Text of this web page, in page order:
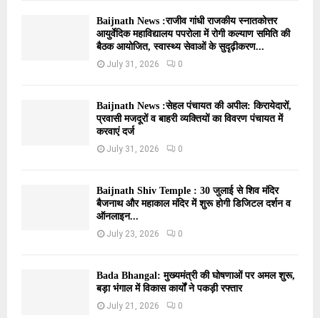
Baijnath News :राजीव गांधी राजकीय स्नातकोत्तर
आयुर्वेदिक महाविद्यालय पपरोला में रोगी कल्याण समिति की
बैठक आयोजित, स्वास्थ्य सेवाओं के सुदृढ़ीकरण...
July 31, 2026 0
Baijnath News :सेहल पंचायत की अपील: किरायेदारों,
प्रवासी मजदूरों व बाहरी व्यक्तियों का विवरण पंचायत में
करवाएं दर्ज
July 31, 2026 0
Baijnath Shiv Temple : 30 जुलाई से शिव मंदिर
बैजनाथ और महाकाल मंदिर में शुरू होगी डिजिटल दर्शन व
ऑनलाइन...
July 23, 2026 0
Bada Bhangal: मुख्यमंत्री की घोषणाओं पर अमल शुरू,
बड़ा भंगाल में विकास कार्यों ने पकड़ी रफ्तार
July 21, 2026 0